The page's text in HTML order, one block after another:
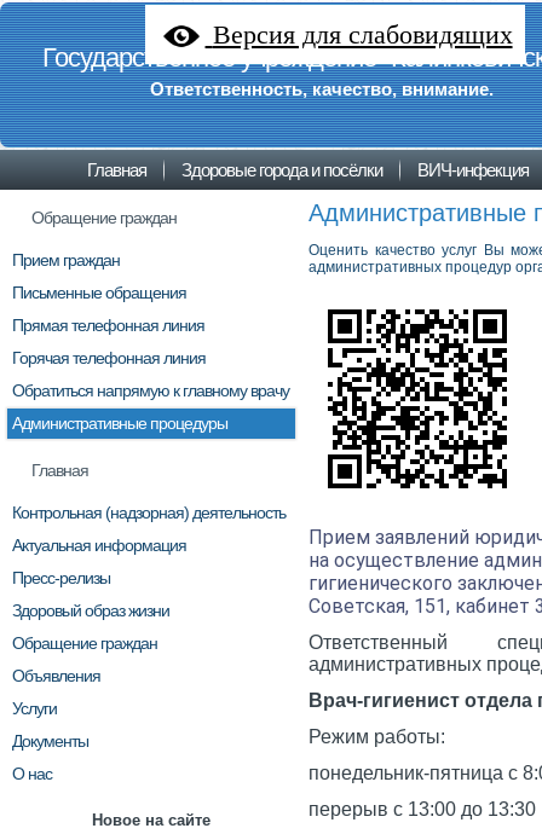
Версия для слабовидящих
Государственное учреждение
Ответственность, качество, внимание.
Главная Здоровые города и посёлки ВИЧ-инфекция
Обращение граждан
Прием граждан
Письменные обращения
Прямая телефонная линия
Горячая телефонная линия
Обратиться напрямую к главному врачу
Административные процедуры
Главная
Контрольная (надзорная) деятельность
Актуальная информация
Пресс-релизы
Здоровый образ жизни
Обращение граждан
Объявления
Услуги
Документы
О нас
Новое на сайте
Административные
Оценить качество услуг Вы
административных процедур
Прием заявлений
на осуществление
гигиенического
Советская, 151, кабинет
Ответственный
административных
Врач-гигиенист
Режим работы:
понедельник-пятница с
перерыв с 13:00 до 13:30